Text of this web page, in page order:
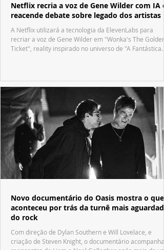
Netflix recria a voz de Gene Wilder com IA e
reacende debate sobre legado dos artistas
A Netflix utilizará a tecnologia da ElevenLabs para
recriar a voz de Gene Wilder em "Wonka's The Golden
Ticket", reality inspirado no universo de "A Fantástica
Novo documentário do Oasis mostra o que
aconteceu por trás da turnê mais aguardada
do rock
Com direção de Dylan Southern e Will Lovelace, e
criação de Steven Knight, o documentário acompanha